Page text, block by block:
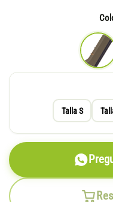
Talla S